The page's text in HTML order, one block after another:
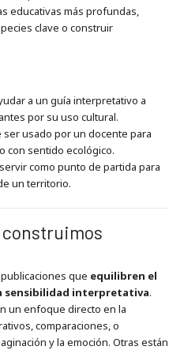
educativas más profundas,
clave o construir
a un guía interpretativo a
por su uso cultural.
usado por un docente para
con sentido ecológico.
como punto de partida para
un territorio.
que equilibren el
sensibilidad interpretativa.
un enfoque directo en la
comparaciones, o
y la emoción. Otras están